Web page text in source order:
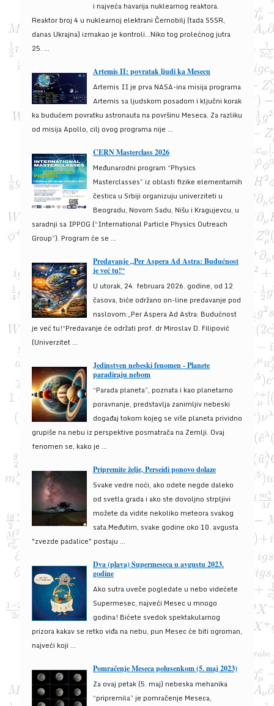
i najveća havarija nuklearnog reaktora.
Reaktor broj 4 u nuklearnoj elektrani Černobilj (tada SSSR,
danas Ukrajna) izmakao je kontroli...Niko tog prolećnog jutra
25. ...
Artemis II: povratak ljudi ka Mesecu
Artemis II je prva NASA-ina misija programa
Artemis sa ljudskom posadom i ključni korak
ka budućem povratku astronauta na površinu Meseca. Za razliku
od misija Apollo, cilj ovog programa nije ...
CERN Masterclass 2026
Međunarodni program “Physics
Masterclasses” iz oblasti fizike elementarnih
čestica u Srbiji organizuju univerziteti u
Beogradu, Novom Sadu, Nišu i Kragujevcu, u
saradnji sa IPPOG (“International Particle Physics Outreach
Group”). Program će se ...
Predavanje „Per Aspera Ad Astra: Budućnost
je već tu!“
U utorak, 24. februara 2026. godine, od 12
časova, biće održano on-line predavanje pod
naslovom:„Per Aspera Ad Astra: Budućnost
je već tu!“Predavanje će održati prof. dr Miroslav D. Filipović
(Univerzitet ...
Jedinstven nebeski fenomen - Planete
paradiraju nebom
“Parada planeta”, poznata i kao planetarno
poravnanje, predstavlja zanimljiv nebeski
događaj tokom kojeg se više planeta prividno
grupiše na nebu iz perspektive posmatrača na Zemlji. Ovaj
fenomen se, kako je ...
Pripremite želje, Perseidi ponovo dolaze
Svake vedre noći, ako odete negde daleko
od svetla grada i ako ste dovoljno strpljivi
možete da vidite nekoliko meteora svakog
sata.Međutim, svake godine oko 10. avgusta
"zvezde padalice" postaju ...
Dva (plava) Supermeseca u avgustu 2023.
godine
Ako sutra uveče pogledate u nebo videćete
Supermesec, najveći Mesec u mnogo
godina! Bićete svedok spektakularnog
prizora kakav se retko viđa na nebu, pun Mesec će biti ogroman,
najveći koji ...
Pomračenje Meseca polusenkom (5. maj 2023)
Za ovaj petak (5. maj) nebeska mehanika
“pripremila” je pomračenje Meseca,